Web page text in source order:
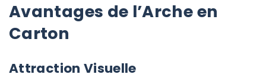
Avantages de l’Arche en
Carton
Attraction Visuelle